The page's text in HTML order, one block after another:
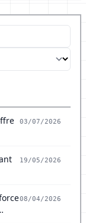
03/07/2026
19/05/2026
08/04/2026